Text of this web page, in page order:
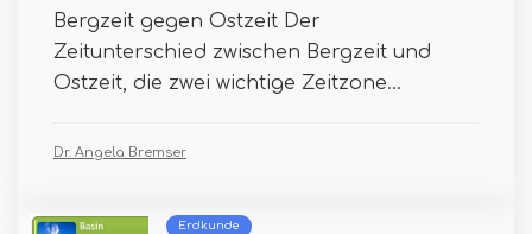
Bergzeit gegen Ostzeit Der
Zeitunterschied zwischen Bergzeit und
Ostzeit, die zwei wichtige Zeitzone...
Dr. Angela Bremser
Erdkunde